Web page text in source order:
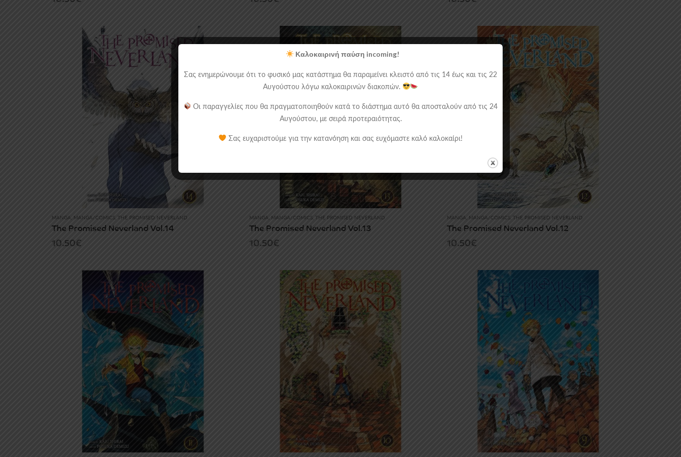
MANGA , MANGA/COMICS THE PROMISED NEVERLAND
The Promised Neverland Vol.14
10.50€
MANGA , MANGA/COMICS, THE PROMISED NEVERLAND
The Promised Neverland Vol.13
10.50€
MANGA , MANGA/COMICS, THE PROMISED NEVERLAND
The Promised Neverland Vol.12
10.50€
Καλοκαιρινή παύση incoming!
Σας ενημερώνουμε ότι το φυσικό μας κατάστημα θα παραμείνει κλειστό από τις 14 έως και τις 22
Αυγούστου λόγω καλοκαιρινών διακοπών.
Οι παραγγελίες που θα πραγματοποιηθούν κατά το διάστημα αυτό θα αποσταλούν από τις 24
Αυγούστου, με σειρά προτεραιότητας.
Σας ευχαριστούμε για την κατανόηση και σας ευχόμαστε καλό καλοκαίρι!